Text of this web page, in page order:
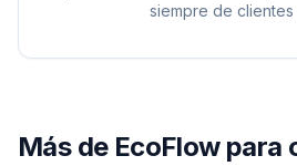
siempre de clientes
Más de EcoFlowpara